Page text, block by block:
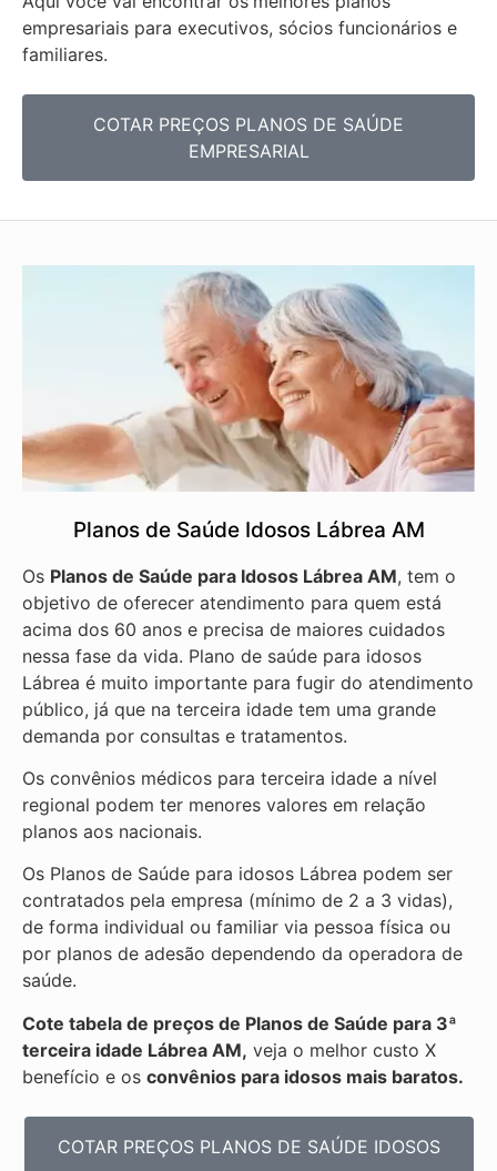
empresariais para executivos, sócios funcionários e
familiares.
COTAR PREÇOS PLANOS DE SAÚDE
EMPRESARIAL
Planos de Saúde Idosos Lábrea AM
Os Planos de Saúde para Idosos Lábrea AM, tem o
objetivo de oferecer atendimento para quem está
acima dos 60 anos e precisa de maiores cuidados
nessa fase da vida. Plano de saúde para idosos
Lábrea é muito importante para fugir do atendimento
público, já que na terceira idade tem uma grande
demanda por consultas e tratamentos.
Os convênios médicos para terceira idade a nível
regional podem ter menores valores em relação
planos aos nacionais.
Os Planos de Saúde para idosos Lábrea podem ser
contratados pela empresa (mínimo de 2 a 3 vidas),
de forma individual ou familiar via pessoa física ou
por planos de adesão dependendo da operadora de
saúde.
Cote tabela de preços de Planos de Saúde para 3ª
terceira idade Lábrea AM, veja o melhor custo X
benefício e os convênios para idosos mais baratos.
COTAR PREÇOS PLANOS DE SAÚDE IDOSOS